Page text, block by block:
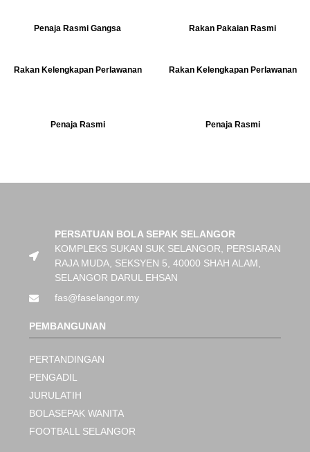
Penaja Rasmi Gangsa Rakan Pakaian Rasmi
Rakan Kelengkapan Perlawanan Rakan Kelengkapan Perlawanan
Penaja Rasmi Penaja Rasmi
PERSATUAN BOLA SEPAK SELANGOR
KOMPLEKS SUKAN SUK SELANGOR, PERSIARAN
RAJA MUDA, SEKSYEN 5, 40000 SHAH ALAM,
SELANGOR DARUL EHSAN
fas@faselangor.my
PEMBANGUNAN
PERTANDINGAN
PENGADIL
JURULATIH
BOLASEPAK WANITA
FOOTBALL SELANGOR